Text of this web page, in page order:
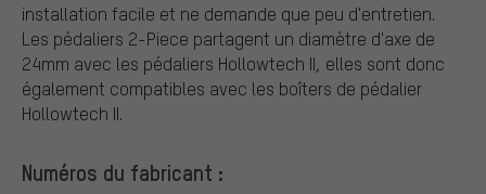
installation facile et ne demande que peu d'entretien.
Les pédaliers 2-Piece partagent un diamètre d'axe de
24mm avec les pédaliers Hollowtech II, elles sont donc
également compatibles avec les boîters de pédalier
Hollowtech II.
Numéros du fabricant :